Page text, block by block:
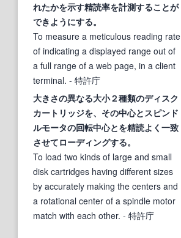
れたかを示す精読率を計測することが
できようにする。
To measure a meticulous reading rate
of indicating a displayed range out of
a full range of a web page, in a client
terminal. - 特許庁
大きさの異なる大小２種類のディスク
カートリッジを、その中心とスピンド
ルモータの回転中心とを精読よく一致
させてローディングする。
To load two kinds of large and small
disk cartridges having different sizes
by accurately making the centers and
a rotational center of a spindle motor
match with each other. - 特許庁